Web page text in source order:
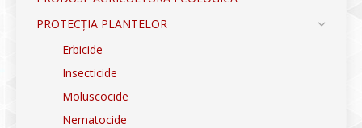
PROTECȚIA PLANTELOR
Erbicide
Insecticide
Moluscocide
Nematocide